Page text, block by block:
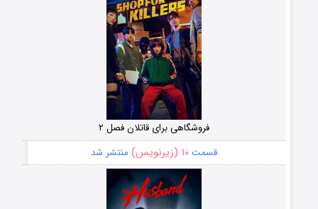
فروشگاهی برای قاتلان فصل ۲
قسمت۱۰ (زیرنویس) منتشر شد